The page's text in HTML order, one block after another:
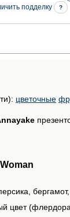
подделку
?
цветочные
цвет